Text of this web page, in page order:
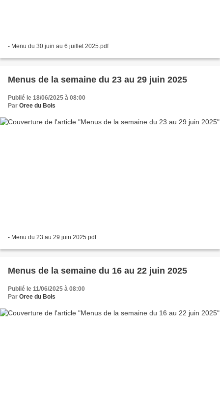
- Menu du 30 juin au 6 juillet 2025.pdf
Menus de la semaine du 23 au 29 juin 2025
Publié le 18/06/2025 à 08:00
Par Oree du Bois
- Menu du 23 au 29 juin 2025.pdf
Menus de la semaine du 16 au 22 juin 2025
Publié le 11/06/2025 à 08:00
Par Oree du Bois